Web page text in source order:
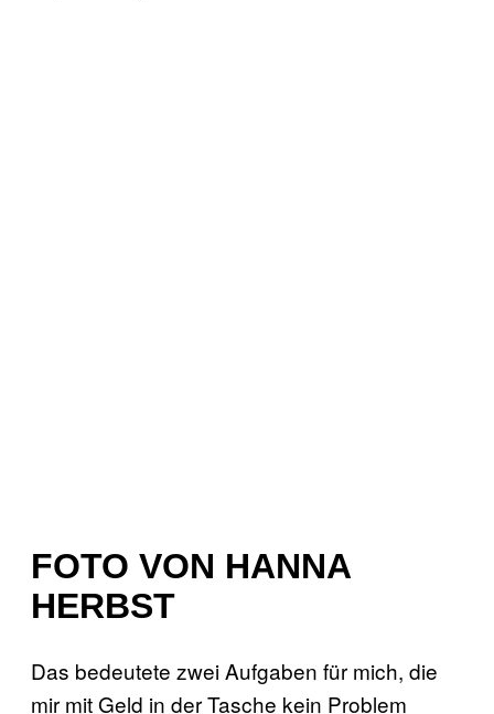
FOTO VON HANNA
HERBST
Das bedeutete zwei Aufgaben für mich, die
mir mit Geld in der Tasche kein Problem